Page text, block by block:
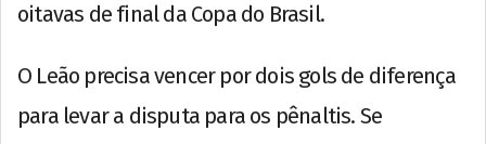
oitavas de final da Copa do Brasil.
O Leão precisa vencer por dois gols de diferença
para levar a disputa para os pênaltis. Se